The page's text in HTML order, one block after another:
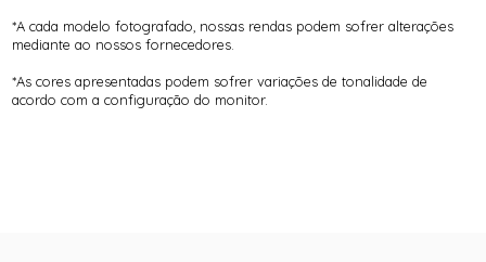
*A cada modelo fotografado, nossas rendas podem sofrer alterações
mediante ao nossos fornecedores.
*As cores apresentadas podem sofrer variações de tonalidade de
acordo com a configuração do monitor.